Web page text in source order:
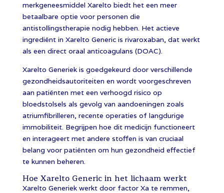
merkgeneesmiddel Xarelto biedt het een meer
betaalbare optie voor personen die
antistollingstherapie nodig hebben. Het actieve
ingrediënt in Xarelto Generic is rivaroxaban, dat werkt
als een direct oraal anticoagulans (DOAC).
Xarelto Generiek is goedgekeurd door verschillende
gezondheidsautoriteiten en wordt voorgeschreven
aan patiënten met een verhoogd risico op
bloedstolsels als gevolg van aandoeningen zoals
atriumfibrilleren, recente operaties of langdurige
immobiliteit. Begrijpen hoe dit medicijn functioneert
en interageert met andere stoffen is van cruciaal
belang voor patiënten om hun gezondheid effectief
te kunnen beheren.
Hoe Xarelto Generic in het lichaam werkt
Xarelto Generiek werkt door factor Xa te remmen,